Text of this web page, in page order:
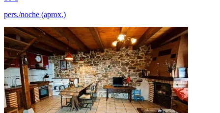
pers./noche (aprox.)